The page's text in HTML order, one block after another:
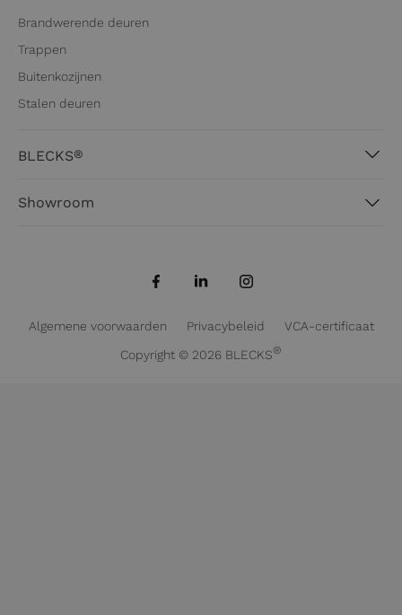
Brandwerende deuren
Trappen
Buitenkozijnen
Stalen deuren
BLECKS®
Showroom
Afspraak showroom
Algemene voorwaarden Privacybeleid
VCA-certificaat
Copyright © 2026 BLECKS®